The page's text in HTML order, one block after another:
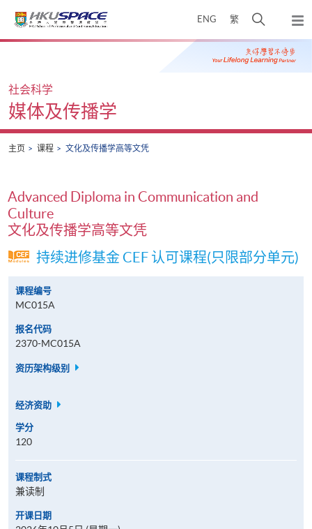
ENG 繁
开
搜
寻
弹
出
主
Main
社会科学
媒体及传播学
主页 课程 文化及传播学高等文凭
Advanced Diploma in Communication and
Culture
文化及传播学高等文凭
持续进修基金 CEF 认可课程(只限部分单元)
课程编号
MC015A
报名代码
2370-MC015A
资历架构级别
经济资助
学分
120
课程制式
兼读制
开课日期